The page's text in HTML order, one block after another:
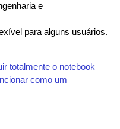
e
para alguns usuários.
totalmente o notebook
como um